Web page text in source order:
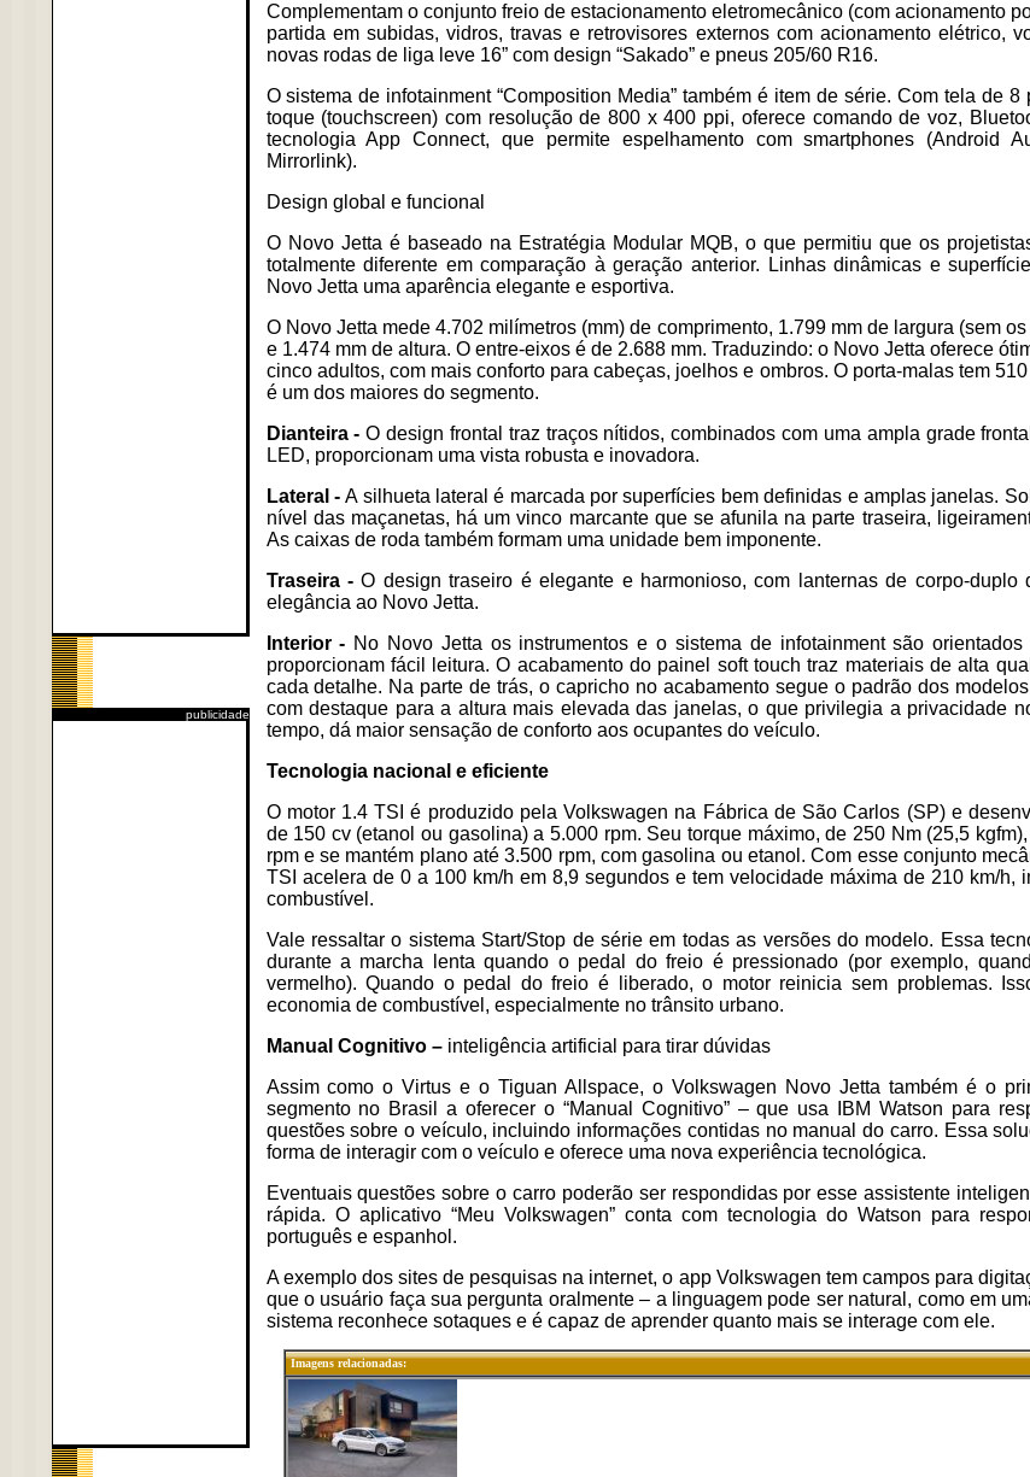
publicidade
Complementam o conjunto freio de estacionamento eletromecânico (com acionamento
partida em subidas, vidros, travas e retrovisores externos com acionamento elétrico,
novas rodas de liga leve 16” com design “Sakado” e pneus 205/60 R16.
O sistema de infotainment “Composition Media” também é item de série. Com tela de
toque (touchscreen) com resolução de 800 x 400 ppi, oferece comando de voz,
tecnologia App Connect, que permite espelhamento com smartphones (Android
Mirrorlink).
Design global e funcional
O Novo Jetta é baseado na Estratégia Modular MQB, o que permitiu que os
totalmente diferente em comparação à geração anterior. Linhas dinâmicas e
Novo Jetta uma aparência elegante e esportiva.
O Novo Jetta mede 4.702 milímetros (mm) de comprimento, 1.799 mm de largura (sem
e 1.474 mm de altura. O entre-eixos é de 2.688 mm. Traduzindo: o Novo Jetta oferece
cinco adultos, com mais conforto para cabeças, joelhos e ombros. O porta-malas tem
é um dos maiores do segmento.
Dianteira -O design frontal traz traços nítidos, combinados com uma ampla grade
LED, proporcionam uma vista robusta e inovadora.
Lateral -A silhueta lateral é marcada por superfícies bem definidas e amplas janelas.
nível das maçanetas, há um vinco marcante que se afunila na parte traseira,
As caixas de roda também formam uma unidade bem imponente.
Traseira -O design traseiro é elegante e harmonioso, com lanternas de corpo-duplo
elegância ao Novo Jetta.
Interior - No Novo Jetta os instrumentos e o sistema de infotainment são
proporcionam fácil leitura. O acabamento do painel soft touch traz materiais de alta
cada detalhe. Na parte de trás, o capricho no acabamento segue o padrão dos
com destaque para a altura mais elevada das janelas, o que privilegia a privacidade
tempo, dá maior sensação de conforto aos ocupantes do veículo.
Tecnologia nacional e eficiente
O motor 1.4 TSI é produzido pela Volkswagen na Fábrica de São Carlos (SP) e
de 150 cv (etanol ou gasolina) a 5.000 rpm. Seu torque máximo, de 250 Nm (25,5
rpm e se mantém plano até 3.500 rpm, com gasolina ou etanol. Com esse conjunto
TSI acelera de 0 a 100 km/h em 8,9 segundos e tem velocidade máxima de 210 km/h,
combustível.
Vale ressaltar o sistema Start/Stop de série em todas as versões do modelo. Essa
durante a marcha lenta quando o pedal do freio é pressionado (por exemplo,
vermelho). Quando o pedal do freio é liberado, o motor reinicia sem problemas.
economia de combustível, especialmente no trânsito urbano.
Manual Cognitivo –inteligência artificial para tirar dúvidas
Assim como o Virtus e o Tiguan Allspace, o Volkswagen Novo Jetta também é o
segmento no Brasil a oferecer o “Manual Cognitivo” – que usa IBM Watson para
questões sobre o veículo, incluindo informações contidas no manual do carro. Essa
forma de interagir com o veículo e oferece uma nova experiência tecnológica.
Eventuais questões sobre o carro poderão ser respondidas por esse assistente
rápida. O aplicativo “Meu Volkswagen” conta com tecnologia do Watson para
português e espanhol.
A exemplo dos sites de pesquisas na internet, o app Volkswagen tem campos para
que o usuário faça sua pergunta oralmente – a linguagem pode ser natural, como em
sistema reconhece sotaques e é capaz de aprender quanto mais se interage com ele.
Imagens relacionadas: